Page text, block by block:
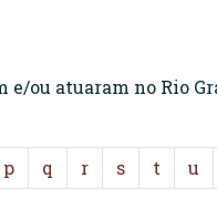
ou atuaram no Rio
p q r s t u